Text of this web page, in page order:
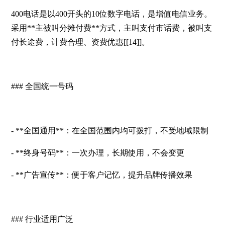
400电话是以400开头的10位数字电话，是增值电信业务。
采用**主被叫分摊付费**方式，主叫支付市话费，被叫支
付长途费，计费合理、资费优惠[[14]]。
### 全国统一号码
- **全国通用**：在全国范围内均可拨打，不受地域限制
- **终身号码**：一次办理，长期使用，不会变更
- **广告宣传**：便于客户记忆，提升品牌传播效果
### 行业适用广泛